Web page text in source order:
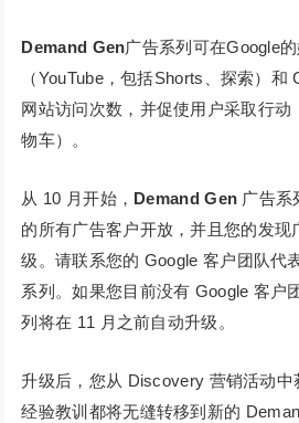
Demand Gen广告系列可在Google
（YouTube，包括Shorts、探索）和
网站访问次数，并促使用户采取行动
物车）。
从 10 月开始， Demand Gen 广告系
的所有广告客户开放，并且您的发现
级。请联系您的 Google 客户团队代
系列。如果您目前没有 Google 客户
列将在 11 月之前自动升级。
升级后，您从 Discovery 营销活动中
经验教训都将无缝转移到新的